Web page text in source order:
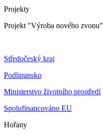
Projekty
Projekt "Výroba nového zvonu"
Středočeský kraj
Podlipansko
Ministerstvo životního prostředí
Spolufinancováno EU
Hořany